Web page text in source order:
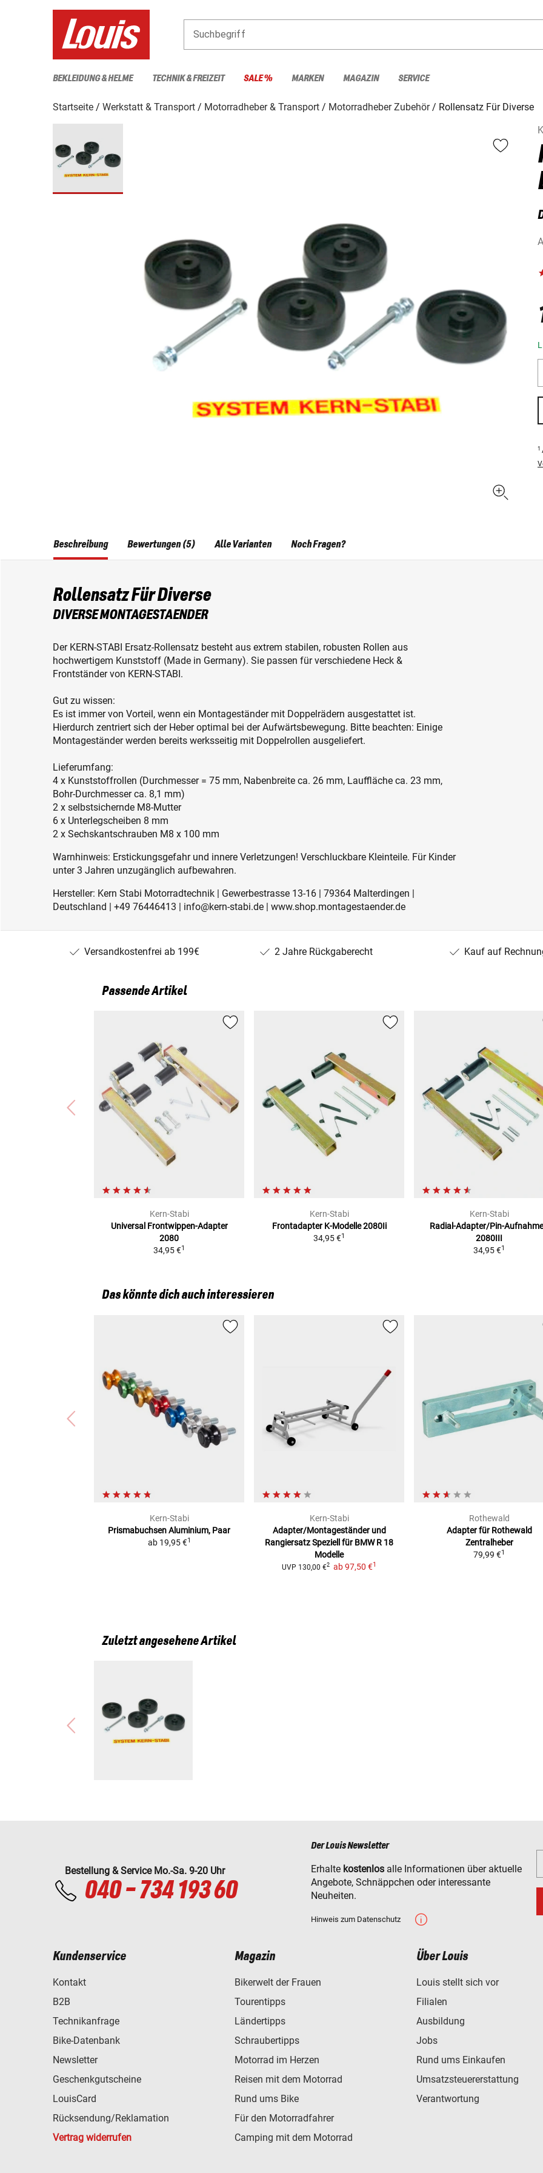
Suchbegriff
BEKLEIDUNG & HELME TECHNIK & FREIZEIT SALE % MARKEN MAGAZIN SERVICE
Startseite Werkstatt & Transport Motorradheber & Transport Motorradheber Zubehör
Rollensatz Für Diverse
1
Beschreibung
Rollensatz Für Diverse
DIVERSE MONTAGESTAENDER
Der KERN-STABI Ersatz-Rollensatz besteht aus extrem stabilen, robusten Rollen aus
hochwertigem Kunststoff (Made in Germany). Sie passen für verschiedene Heck &
Frontständer von KERN-STABI.
Gut zu wissen:
Es ist immer von Vorteil, wenn ein Montageständer mit Doppelrädern ausgestattet ist.
Hierdurch zentriert sich der Heber optimal bei der Aufwärtsbewegung. Bitte beachten: Einige
Montageständer werden bereits werksseitig mit Doppelrollen ausgeliefert.
Lieferumfang:
4 x Kunststoffrollen (Durchmesser = 75 mm, Nabenbreite ca. 26 mm, Lauffläche ca. 23 mm,
Bohr-Durchmesser ca. 8,1 mm)
2 x selbstsichernde M8-Mutter
6 x Unterlegscheiben 8 mm
2 x Sechskantschrauben M8 x 100 mm
Warnhinweis: Erstickungsgefahr und innere Verletzungen! Verschluckbare Kleinteile. Für Kinder
unter 3 Jahren unzugänglich aufbewahren.
Hersteller: Kern Stabi Motorradtechnik | Gewerbestrasse 13-16 | 79364 Malterdingen |
Deutschland | +49 76446413 | info@kern-stabi.de | www.shop.montagestaender.de
Bewertungen (5) Alle Varianten Noch Fragen?
Versandkostenfrei ab 199€ 2 Jahre Rückgaberecht Kauf auf
Passende Artikel
Kern-Stabi
Universal Frontwippen-Adapter
2080
34,95 €1
Kern-Stabi
Frontadapter K-Modelle 2080Ii
34,95 €1
Kern-Stabi
Radial-Adapter/Pin-
2080III
34,95 €1
Das könnte dich auch interessieren
Kern-Stabi
PrismabuchsenAluminium, Paar
ab 19,95 €1
Kern-Stabi
Adapter/Montageständer und
RangiersatzSpeziell für BMW R 18
Modelle
UVP 130,00 €2 ab97,50 €1
Rothewald
Adapter für Rothewald
Zentralheber
79,99 €1
Zuletzt angesehene Artikel
Bestellung & Service Mo.-Sa. 9-20 Uhr
040 - 734 193 60
Der Louis Newsletter
Erhalte kostenlos alle Informationen über aktuelle
Angebote, Schnäppchen oder interessante
Neuheiten.
Hinweis zum Datenschutz
Kundenservice
Kontakt
B2B
Technikanfrage
Bike-Datenbank
Newsletter
Geschenkgutscheine
LouisCard
Rücksendung/Reklamation
Vertrag widerrufen
Magazin
Bikerwelt der Frauen
Tourentipps
Ländertipps
Schraubertipps
Motorrad im Herzen
Reisen mit dem Motorrad
Rund ums Bike
Für den Motorradfahrer
Camping mit dem Motorrad
Über Louis
Louis stellt sich vor
Filialen
Ausbildung
Jobs
Rund ums Einkaufen
Umsatzsteuererstattung
Verantwortung